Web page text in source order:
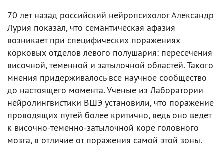
70 лет назад российский нейропсихолог Александр
Лурия показал, что семантическая афазия
возникает при специфических поражениях
корковых отделов левого полушария: пересечения
височной, теменной и затылочной областей. Такого
мнения придерживалось все научное сообщество
до настоящего момента. Ученые из Лаборатории
нейролингвистики ВШЭ установили, что поражение
проводящих путей более критично, ведь оно ведет
к височно-теменно-затылочной коре головного
мозга, в отличие от поражения самой этой зоны.